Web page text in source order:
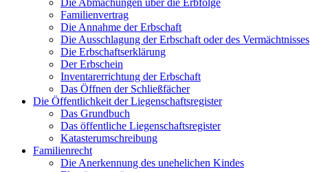
Familienvertrag
Die Annahme der Erbschaft
Die Ausschlagung der Erbschaft oder des Vermächtnisses
Die Erbschaftserklärung
Der Erbschein
Inventarerrichtung der Erbschaft
Das Öffnen der Schließfächer
Die Öffentlichkeit der Liegenschaftsregister
Das Grundbuch
Das öffentliche Liegenschaftsregister
Katasterumschreibung
Familienrecht
Die Anerkennung des unehelichen Kindes